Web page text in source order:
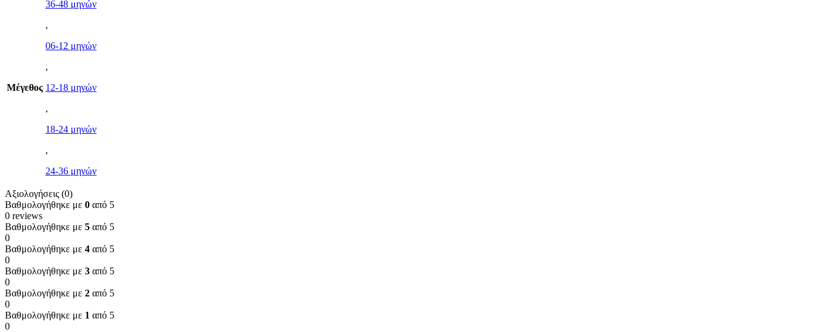
Μέγεθος
36-48 μηνών
,
06-12 μηνών
,
12-18 μηνών
,
18-24 μηνών
,
24-36 μηνών
Αξιολογήσεις (0)
Βαθμολογήθηκε με 0 από 5
0 reviews
Βαθμολογήθηκε με 5 από 5
0
Βαθμολογήθηκε με 4 από 5
0
Βαθμολογήθηκε με 3 από 5
0
Βαθμολογήθηκε με 2 από 5
0
Βαθμολογήθηκε με 1 από 5
0